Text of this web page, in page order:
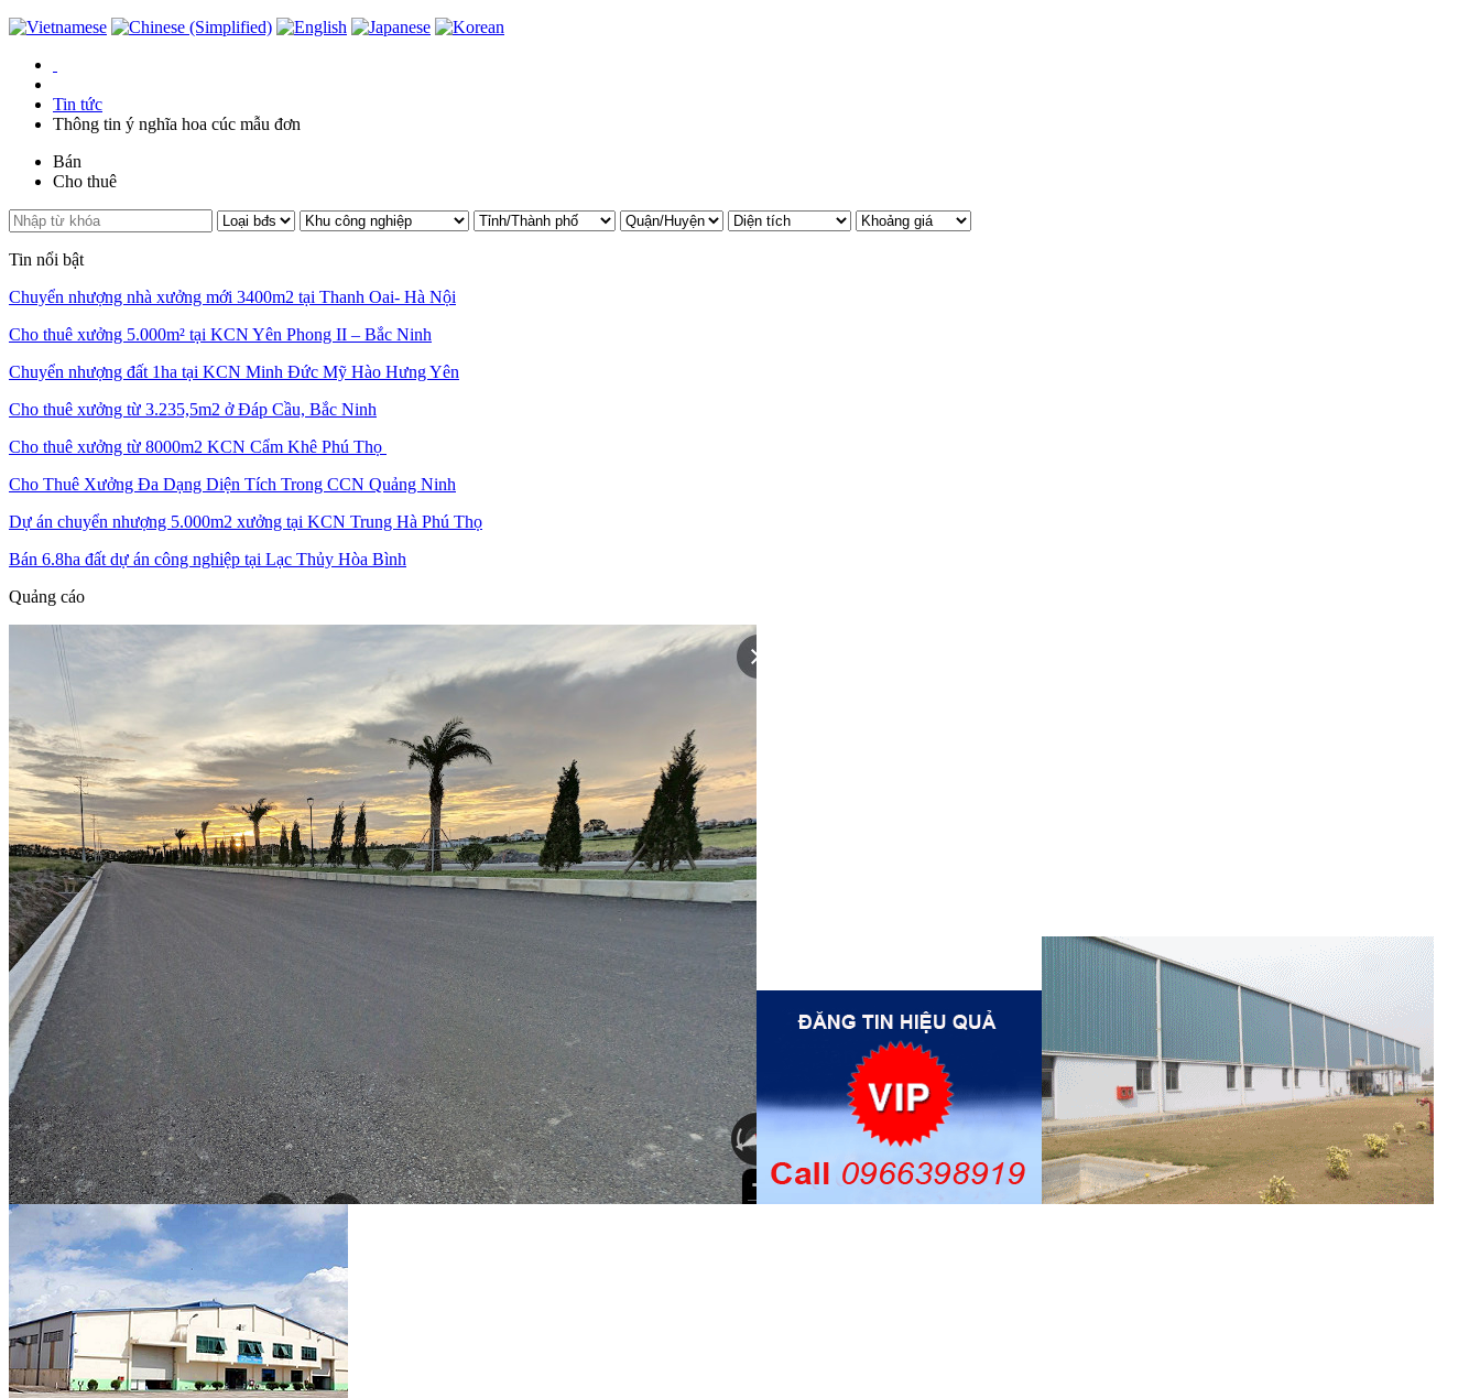
Tin tức
Thông tin ý nghĩa hoa cúc mẫu đơn
Bán
Cho thuê
Tin nổi bật
Chuyển nhượng nhà xưởng mới 3400m2 tại Thanh Oai- Hà Nội
Cho thuê xưởng 5.000m² tại KCN Yên Phong II – Bắc Ninh
Chuyển nhượng đất 1ha tại KCN Minh Đức Mỹ Hào Hưng Yên
Cho thuê xưởng từ 3.235,5m2 ở Đáp Cầu, Bắc Ninh
Cho thuê xưởng từ 8000m2 KCN Cẩm Khê Phú Thọ
Cho Thuê Xưởng Đa Dạng Diện Tích Trong CCN Quảng Ninh
Dự án chuyển nhượng 5.000m2 xưởng tại KCN Trung Hà Phú Thọ
Bán 6.8ha đất dự án công nghiệp tại Lạc Thủy Hòa Bình
Quảng cáo